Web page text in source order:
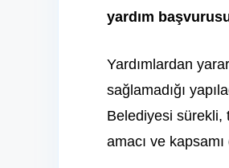
yardım
Yardımlardan
sağlamadığı
Belediyesi sürekli,
amacı ve